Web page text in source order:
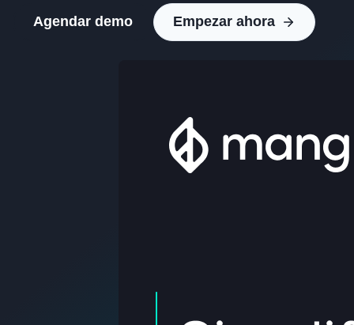
Agendar demo Empezar ahora